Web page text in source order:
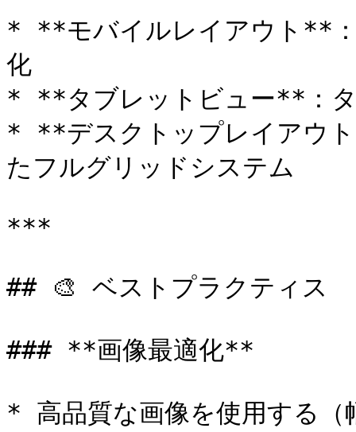
* **モバイルレイアウト**：
化
* **タブレットビュー**：タ
* **デスクトップレイアウ
たフルグリッドシステム
***
## 🎨 ベストプラクティス
### **画像最適化**
* 高品質な画像を使用する（